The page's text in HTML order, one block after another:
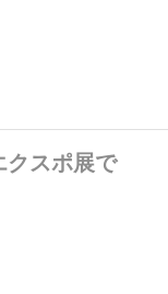
クスポ展で